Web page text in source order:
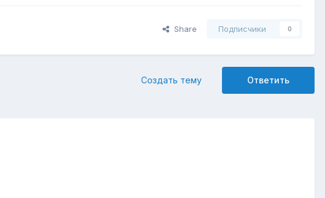
Share Подписчики 0
Ответить
Создать тему